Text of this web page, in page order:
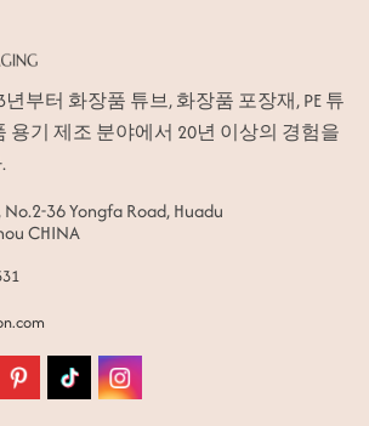
부터 화장품 튜브, 화장품 포장재, PE 튜
용기 제조 분야에서 20년 이상의 경험을
No.2-36 Yongfa Road, Huadu
CHINA